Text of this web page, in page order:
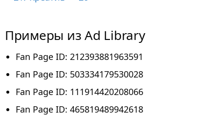
Примеры из Ad Library
Fan Page ID: 212393881963591
Fan Page ID: 503334179530028
Fan Page ID: 111914420208066
Fan Page ID: 465819489942618